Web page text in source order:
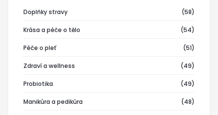
Doplňky stravy (58)
Krása a péče o tělo (54)
Péče o pleť (51)
Zdraví a wellness (49)
Probiotika (49)
Manikúra a pedikúra (48)